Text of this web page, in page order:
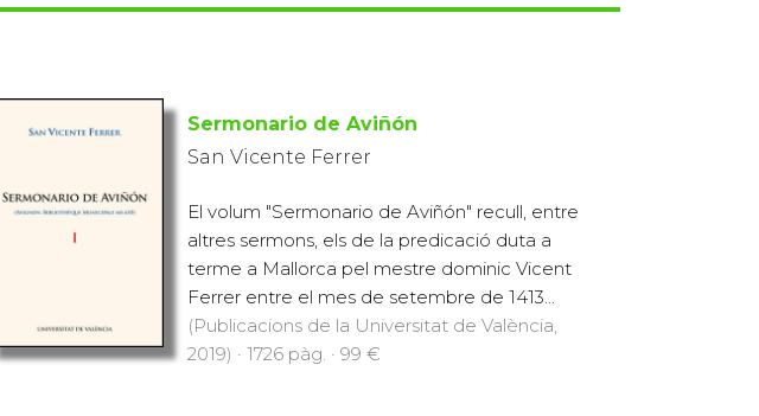
Sermonario de Aviñón
San Vicente Ferrer
El volum "Sermonario de Aviñón" recull, entre
altres sermons, els de la predicació duta a
terme a Mallorca pel mestre dominic Vicent
Ferrer entre el mes de setembre de 1413...
(Publicacions de la Universitat de València,
2019) · 1726 pàg. · 99 €